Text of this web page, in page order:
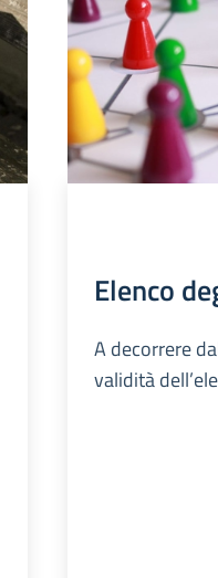
Elenco
A decorrere
validità